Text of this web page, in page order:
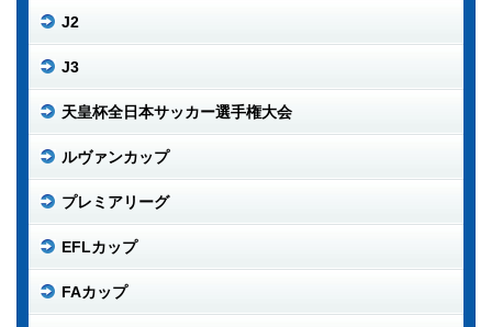
J2
J3
天皇杯全日本サッカー選手権大会
ルヴァンカップ
プレミアリーグ
EFLカップ
FAカップ